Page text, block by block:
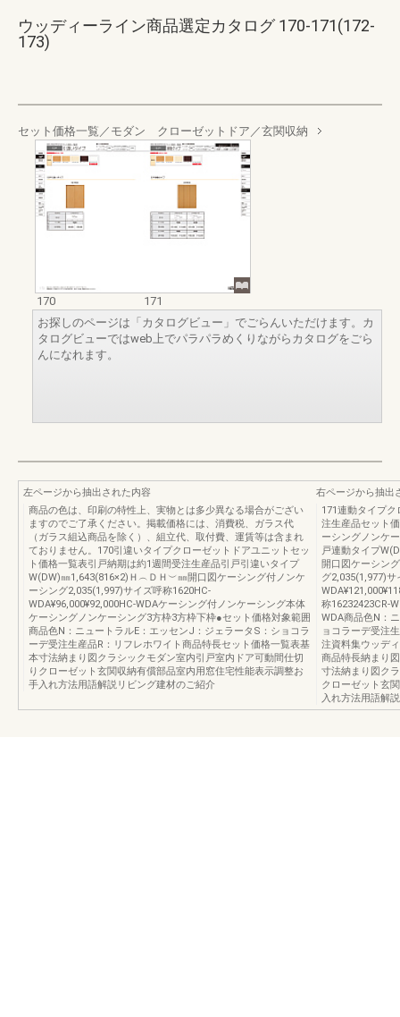
ウッディーライン商品選定カタログ 170-171(172-
173)
セット価格一覧／モダン クローゼットドア／玄関収納
170
171
お探しのページは「カタログビュー」でごらんいただけます。カ
タログビューではweb上でパラパラめくりながらカタログをごら
んになれます。
左ページから抽出された内容
商品の色は、印刷の特性上、実物とは多少異なる場合がござい
ますのでご了承ください。掲載価格には、消費税、ガラス代
（ガラス組込商品を除く）、組立代、取付費、運賃等は含まれ
ておりません。170引違いタイプクローゼットドアユニットセッ
ト価格一覧表引戸納期は約1週間受注生産品引戸引違いタイプ
W(DW)㎜1,643(816×2)Ｈ︵ＤＨ︶㎜開口図ケーシング付ノンケ
ーシング2,035(1,997)サイズ呼称1620HC-
WDA¥96,000¥92,000HC-WDAケーシング付ノンケーシング本体
ケーシングノンケーシング3方枠3方枠下枠●セット価格対象範囲
商品色N：ニュートラルE：エッセンJ：ジェラータS：ショコラ
ーデ受注生産品R：リフレホワイト商品特長セット価格一覧表基
本寸法納まり図クラシックモダン室内引戸室内ドア可動間仕切
りクローゼット玄関収納有償部品室内用窓住宅性能表示調整お
手入れ方法用語解説リビング建材のご紹介
右ページから抽出
171連動タイプ
注生産品セット
ーシングノンケ
戸連動タイプ
開口図ケーシン
グ2,035(1,977)サ
称16232423CR-
WDA商品色N：
ョコラーデ受注
注資料集ウッデ
商品特長納まり
寸法納まり図ク
クローゼット玄
入れ方法用語解